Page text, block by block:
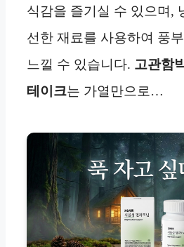
식감을 즐기실 수 있으며,
선한 재료를 사용하여 풍
느낄 수 있습니다. 고관함
테이크는 가열만으로…